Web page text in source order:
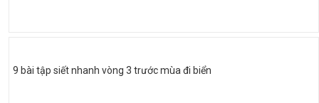
9 bài tập siết nhanh vòng 3 trước mùa đi biển